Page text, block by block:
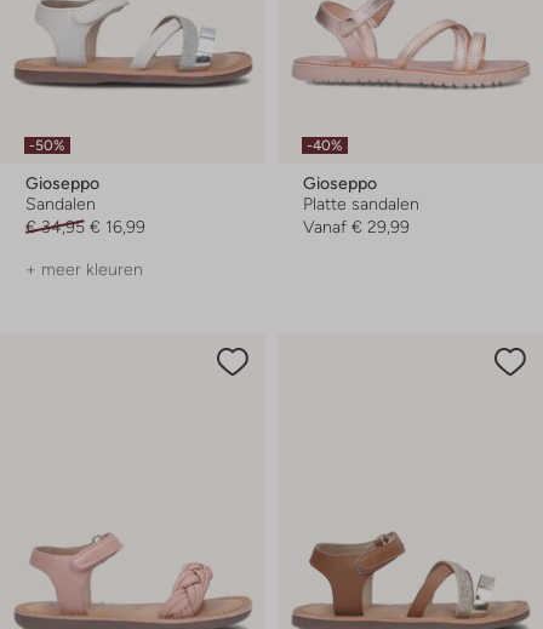
-50%
Gioseppo
Sandalen
€ 34,95 € 16,99
+ meer kleuren
-40%
Gioseppo
Platte sandalen
Vanaf € 29,99